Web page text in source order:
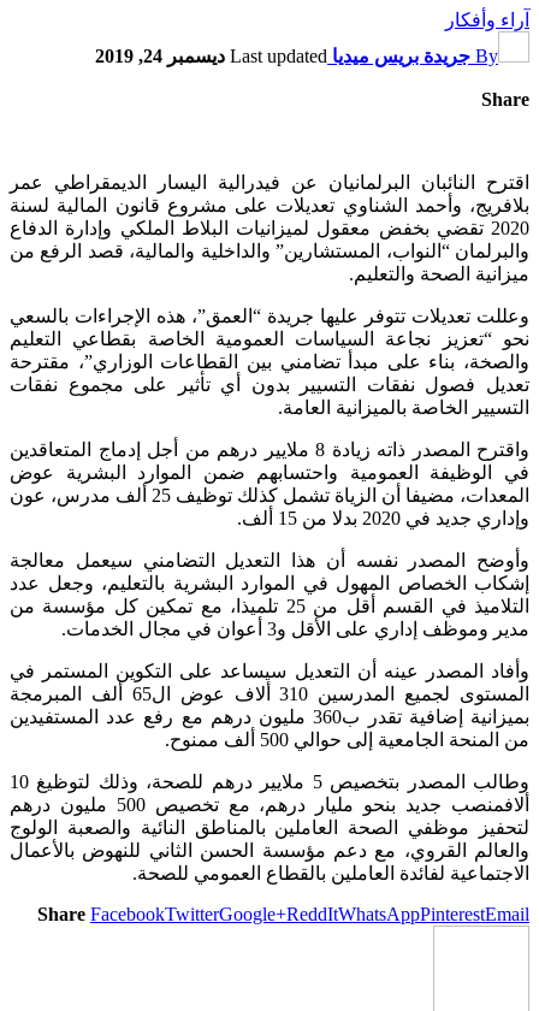
آراء وأفكار
By جريدة بريس ميديا Last updated ديسمبر 24, 2019
Share
اقترح النائبان البرلمانيان عن فيدرالية اليسار الديمقراطي عمر
بلافريج، وأحمد الشناوي تعديلات على مشروع قانون المالية لسنة
2020 تقضي بخفض معقول لميزانيات البلاط الملكي وإدارة الدفاع
والبرلمان “النواب، المستشارين” والداخلية والمالية، قصد الرفع من
ميزانية الصحة والتعليم.
وعللت تعديلات تتوفر عليها جريدة “العمق”، هذه الإجراءات بالسعي
نحو “تعزيز نجاعة السياسات العمومية الخاصة بقطاعي التعليم
والصخة، بناء على مبدأ تضامني بين القطاعات الوزاري”، مقترحة
تعديل فصول نفقات التسيير بدون أي تأثير على مجموع نفقات
التسيير الخاصة بالميزانية العامة.
واقترح المصدر ذاته زيادة 8 ملايير درهم من أجل إدماج المتعاقدين
في الوظيفة العمومية واحتسابهم ضمن الموارد البشرية عوض
المعدات، مضيفا أن الزياة تشمل كذلك توظيف 25 ألف مدرس، عون
وإداري جديد في 2020 بدلا من 15 ألف.
وأوضح المصدر نفسه أن هذا التعديل التضامني سيعمل معالجة
إشكاب الخصاص المهول في الموارد البشرية بالتعليم، وجعل عدد
التلاميذ في القسم أقل من 25 تلميذا، مع تمكين كل مؤسسة من
مدير وموظف إداري على الأقل و3 أعوان في مجال الخدمات.
وأفاد المصدر عينه أن التعديل سيساعد على التكوين المستمر في
المستوى لجميع المدرسين 310 ألاف عوض ال65 ألف المبرمجة
بميزانية إضافية تقدر ب360 مليون درهم مع رفع عدد المستفيدين
من المنحة الجامعية إلى حوالي 500 ألف ممنوح.
وطالب المصدر بتخصيص 5 ملايير درهم للصحة، وذلك لتوظيغ 10
ألافمنصب جديد بنحو مليار درهم، مع تخصيص 500 مليون درهم
لتحفيز موظفي الصحة العاملين بالمناطق النائية والصعبة الولوج
والعالم القروي، مع دعم مؤسسة الحسن الثاني للنهوض بالأعمال
الاجتماعية لفائدة العاملين بالقطاع العمومي للصحة.
Share FacebookTwitterGoogle+ReddItWhatsAppPinterestEmail